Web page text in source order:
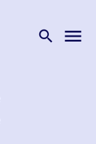
search menu